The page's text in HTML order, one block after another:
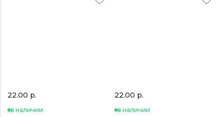
22.00 р.
в наличии
22.00 р.
в наличии